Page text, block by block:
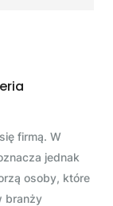
firmą. W
jednak
osoby, które
branży